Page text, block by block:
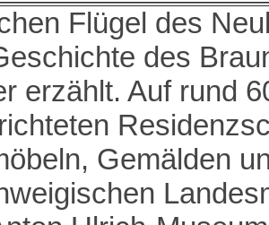
Flügel des
des
erzählt. Auf rund
Gemälden